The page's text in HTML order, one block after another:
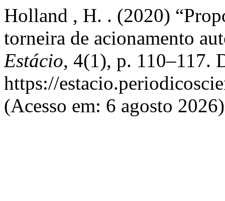
Holland , H. . (2020)
torneira de acionamento
Estácio, 4(1), p. 110–117.
https://
(Acesso em: 6 agosto